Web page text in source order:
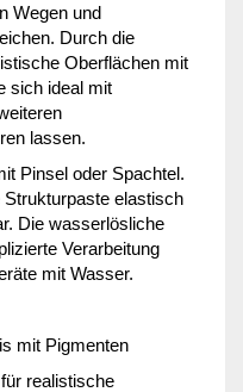
Wegen und
Durch die
Oberflächen mit
sich ideal mit
lassen.
Pinsel oder Spachtel.
elastisch
Die wasserlösliche
Verarbeitung
mit Wasser.
mit Pigmenten
realistische